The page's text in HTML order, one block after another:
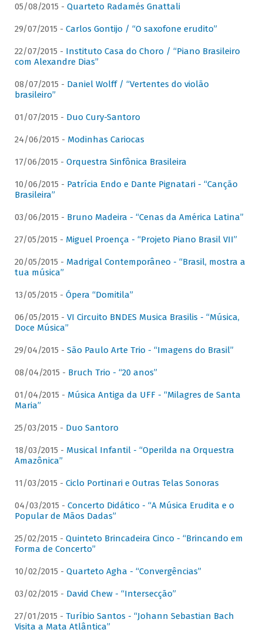
05/08/2015 - Quarteto Radamés Gnattali
29/07/2015 - Carlos Gontijo / “O saxofone erudito”
22/07/2015 - Instituto Casa do Choro / “Piano Brasileiro
com Alexandre Dias”
08/07/2015 - Daniel Wolff / “Vertentes do violão
brasileiro”
01/07/2015 - Duo Cury-Santoro
24/06/2015 - Modinhas Cariocas
17/06/2015 - Orquestra Sinfônica Brasileira
10/06/2015 - Patrícia Endo e Dante Pignatari - “Canção
Brasileira”
03/06/2015 - Bruno Madeira - “Cenas da América Latina”
27/05/2015 - Miguel Proença - “Projeto Piano Brasil VII”
20/05/2015 - Madrigal Contemporâneo - “Brasil, mostra a
tua música”
13/05/2015 - Ópera “Domitila”
06/05/2015 - VI Circuito BNDES Musica Brasilis - “Música,
Doce Música”
29/04/2015 - São Paulo Arte Trio - “Imagens do Brasil”
08/04/2015 - Bruch Trio - “20 anos”
01/04/2015 - Música Antiga da UFF - “Milagres de Santa
Maria”
25/03/2015 - Duo Santoro
18/03/2015 - Musical Infantil - “Operilda na Orquestra
Amazônica”
11/03/2015 - Ciclo Portinari e Outras Telas Sonoras
04/03/2015 - Concerto Didático - “A Música Erudita e o
Popular de Mãos Dadas”
25/02/2015 - Quinteto Brincadeira Cinco - “Brincando em
Forma de Concerto”
10/02/2015 - Quarteto Agha - “Convergências”
03/02/2015 - David Chew - “Intersecção”
27/01/2015 - Turíbio Santos - “Johann Sebastian Bach
Visita a Mata Atlântica”